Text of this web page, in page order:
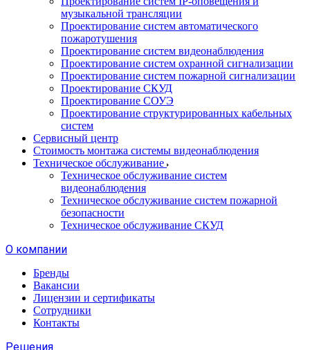
музыкальной трансляции
Проектирование систем автоматического
пожаротушения
Проектирование систем видеонаблюдения
Проектирование систем охранной сигнализации
Проектирование систем пожарной сигнализации
Проектирование СКУД
Проектирование СОУЭ
Проектирование структурированных кабельных
систем
Сервисный центр
Стоимость монтажа системы видеонаблюдения
Техническое обслуживание
Техническое обслуживание систем
видеонаблюдения
Техническое обслуживание систем пожарной
безопасности
Техническое обслуживание СКУД
О компании
Бренды
Вакансии
Лицензии и сертификаты
Сотрудники
Контакты
Решения